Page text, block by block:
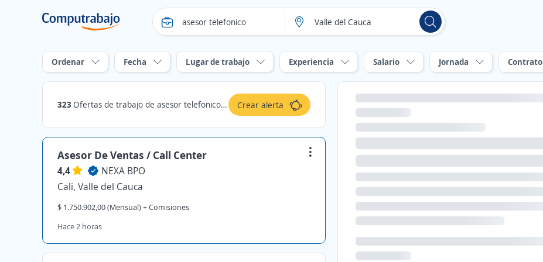
Ordenar Fecha Lugar de trabajo Experiencia Salario Jornada Contrato
323 Ofertas de trabajo de asesor telefonico en Valle del Cauca Crear alerta
Asesor De Ventas / Call Center
4,4
NEXA BPO
Cali, Valle del Cauca
$ 1.750.902,00 (Mensual) + Comisiones
Hace 2 horas